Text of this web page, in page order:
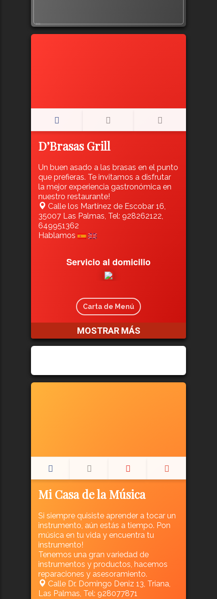
543
D’Brasas Grill
Un buen asado a las brasas en el punto
que prefieras. Te invitamos a disfrutar
la mejor experiencia gastronómica en
nuestro restaurante!
Calle los Martínez de Escobar 16,
35007 Las Palmas, Tel: 928262122,
649951362
Hablamos
Servicio al domicilio
Carta de Menú
MOSTRAR MÁS
Mi Casa de la Música
Si siempre quisiste aprender a tocar un
instrumento, aún estás a tiempo. Pon
música en tu vida y encuentra tu
instrumento!
Tenemos una gran variedad de
instrumentos y productos, hacemos
reparaciones y asesoramiento.
Calle Dr. Domingo Deniz 13, Triana,
Las Palmas, Tel: 928077871